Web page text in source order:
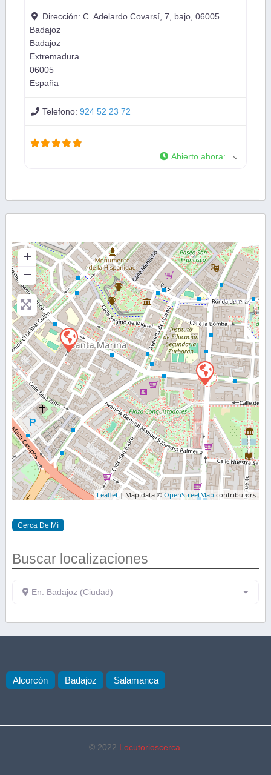
Dirección:C. Adelardo Covarsí, 7, bajo, 06005
Badajoz
Badajoz
Extremadura
06005
España
Telefono:924 52 23 72
Abierto ahora:
+
−
Leaflet | Map data ©OpenStreetMap contributors
Cerca De Mí
Buscar localizaciones
En: Badajoz (Ciudad)
Alcorcón Badajoz Salamanca
© 2022 Locutorioscerca.